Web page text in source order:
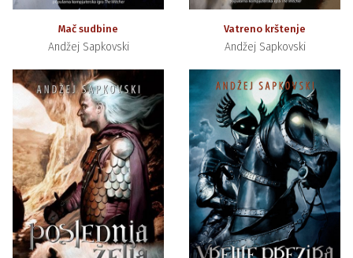
Mač sudbine
Andžej Sapkovski
Vatreno krštenje
Andžej Sapkovski